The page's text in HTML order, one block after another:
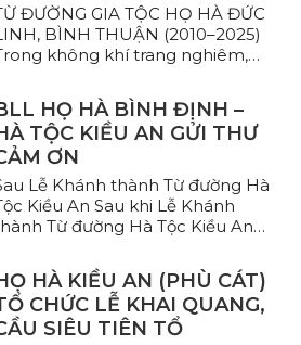
ĐƯỜNG GIA TỘC HỌ HÀ ĐỨC
BÌNH THUẬN (2010–2025)
không khí trang nghiêm,
HỌ HÀ BÌNH ĐỊNH –
TỘC KIỀU AN GỬI THƯ
ƠN
Lễ Khánh thành Từ đường Hà
Kiều An Sau khi Lễ Khánh
Từ đường Hà Tộc Kiều An
HÀ KIỀU AN (PHÙ CÁT)
CHỨC LỄ KHAI QUANG,
SIÊU TIÊN TỔ